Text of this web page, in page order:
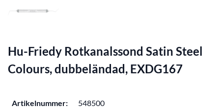
Hu-Friedy Rotkanalssond Satin Steel
Colours, dubbeländad, EXDG167
Artikelnummer: 548500